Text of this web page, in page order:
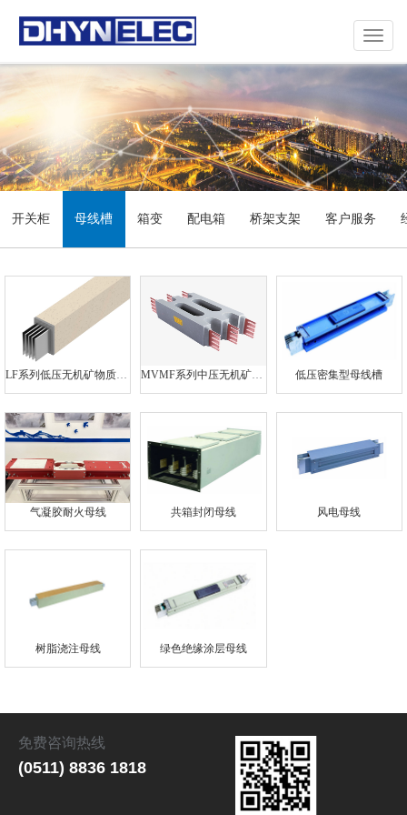
Toggle
开关柜 母线槽 箱变 配电箱 桥架支架 客户服务
LF系列低压无机矿物质（火山岩）全浇注母线（1kV) MVMF系列中压无机矿物质（火山岩）全浇注母线（10kV) 低压密集型母线槽
气凝胶耐火母线 共箱封闭母线 风电母线
树脂浇注母线 绿色绝缘涂层母线
免费咨询热线
(0511) 8836 1818